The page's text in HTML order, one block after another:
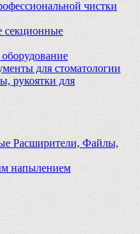
чистки
секционные
для стоматологии
рукоятки для
Расширители, Файлы,
напылением